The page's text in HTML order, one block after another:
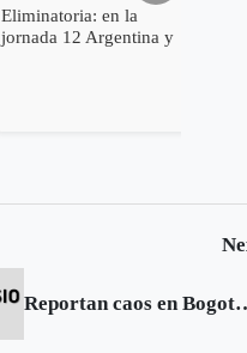
Eliminatoria: en la
jornada 12 Argentina y
Reportan caos en